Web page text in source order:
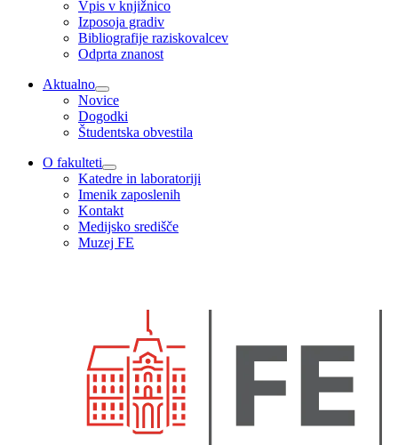
Vpis v knjižnico
Izposoja gradiv
Bibliografije raziskovalcev
Odprta znanost
Aktualno
Novice
Dogodki
Študentska obvestila
O fakulteti
Katedre in laboratoriji
Imenik zaposlenih
Kontakt
Medijsko središče
Muzej FE